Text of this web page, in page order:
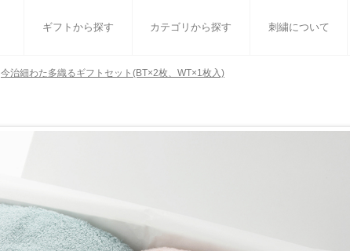
ギフトから探す カテゴリから探す 刺繍について
小さなお返し・お餞別
タオルハンカチ ベビーグッズ マフラー
今治細わた多織るギフトセット(BT×2枚、WT×1枚入)